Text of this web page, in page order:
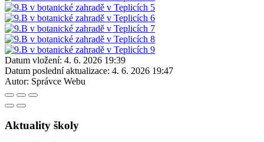
Datum vložení: 4. 6. 2026 19:39
Datum poslední aktualizace: 4. 6. 2026 19:47
Autor: Správce Webu
Aktuality školy